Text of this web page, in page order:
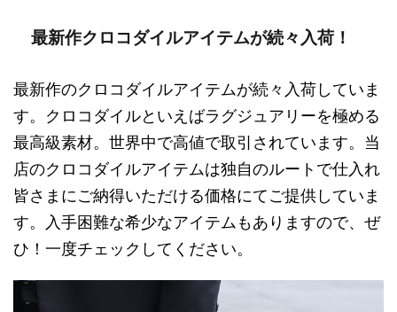
最新作クロコダイルアイテムが続々入荷！
最新作のクロコダイルアイテムが続々入荷していま
す。クロコダイルといえばラグジュアリーを極める
最高級素材。世界中で高値で取引されています。当
店のクロコダイルアイテムは独自のルートで仕入れ
皆さまにご納得いただける価格にてご提供していま
す。入手困難な希少なアイテムもありますので、ぜ
ひ！一度チェックしてください。